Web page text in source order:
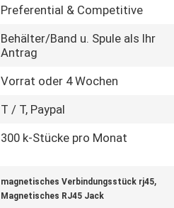
Preferential & Competitive
Behälter/Band u. Spule als Ihr
Antrag
Vorrat oder 4 Wochen
T / T, Paypal
300 k-Stücke pro Monat
magnetisches Verbindungsstück rj45,
Magnetisches RJ45 Jack